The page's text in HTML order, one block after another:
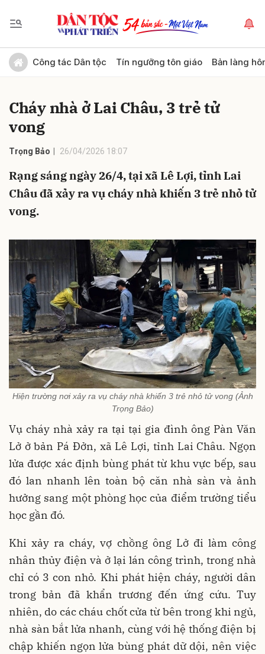
Công tác Dân tộc Tín ngưỡng tôn giáo Bản làng
Cháy nhà ở Lai Châu, 3 trẻ tử
vong
Trọng Bảo 26/04/2026 18:07
Rạng sáng ngày 26/4, tại xã Lê Lợi, tỉnh Lai
Châu đã xảy ra vụ cháy nhà khiến 3 trẻ nhỏ tử
vong.
Hiện trường nơi xảy ra vụ cháy nhà khiến 3 trẻ nhỏ tử vong (Ảnh
Trọng Bảo)
Vụ cháy nhà xảy ra tại tại gia đình ông Pàn Văn
Lở ở bản Pá Đởn, xã Lê Lợi, tỉnh Lai Châu. Ngọn
lửa được xác định bùng phát từ khu vực bếp, sau
đó lan nhanh lên toàn bộ căn nhà sàn và ảnh
hưởng sang một phòng học của điểm trường tiểu
học gần đó.
Khi xảy ra cháy, vợ chồng ông Lở đi làm công
nhân thủy điện và ở lại lán công trình, trong nhà
chỉ có 3 con nhỏ. Khi phát hiện cháy, người dân
trong bản đã khẩn trương đến ứng cứu. Tuy
nhiên, do các cháu chốt cửa từ bên trong khi ngủ,
nhà sàn bắt lửa nhanh, cùng với hệ thống điện bị
chập khiến ngọn lửa bùng phát dữ dội, nên việc
Gửi bình luận
Hủy Gửi